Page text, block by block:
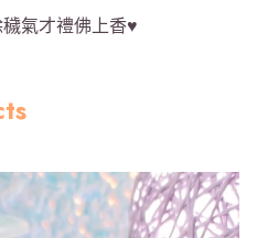
氣才禮佛上香♥